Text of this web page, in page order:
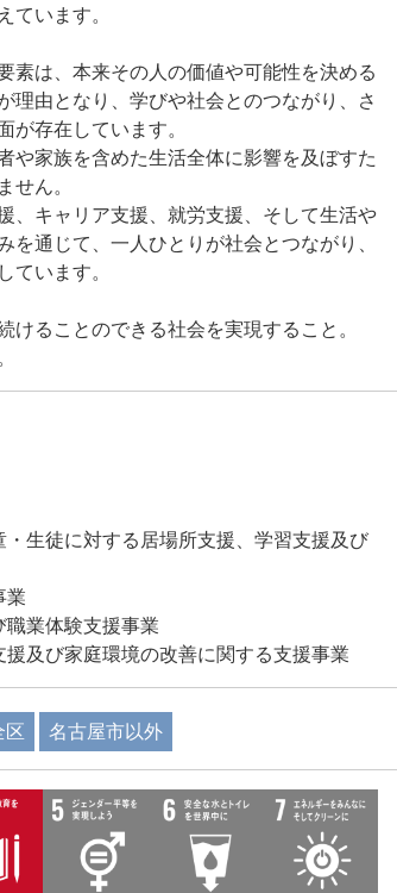
ています。
は、本来その人の価値や可能性を決める
理由となり、学びや社会とのつながり、さ
が存在しています。
家族を含めた生活全体に影響を及ぼすた
せん。
キャリア支援、就労支援、そして生活や
通じて、一人ひとりが社会とつながり、
ています。
ることのできる社会を実現すること。
・生徒に対する居場所支援、学習支援及び
業
職業体験支援事業
及び家庭環境の改善に関する支援事業
区 名古屋市以外